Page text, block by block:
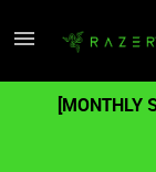
[MONTHLY